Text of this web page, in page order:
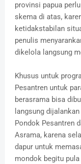
provinsi papua
skema di atas,
ketidakstabilan
penulis
dikelola langsung
Khusus untuk
Pesantren untuk
berasrama bisa
langsung
Pondok Pesantren
Asrama, karena
dapur untuk
mondok begitu